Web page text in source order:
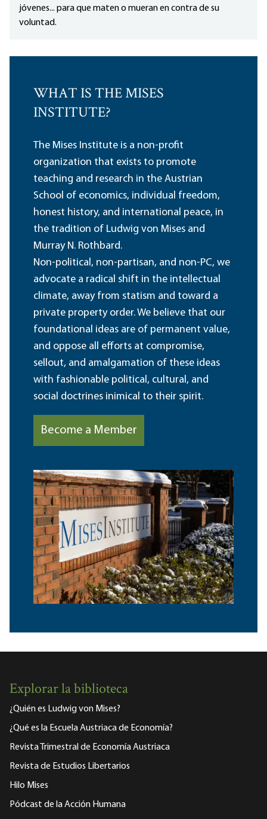
jóvenes... para que maten o mueran en contra de su
voluntad.
WHAT IS THE MISES
INSTITUTE?
The Mises Institute is a non-profit
organization that exists to promote
teaching and research in the Austrian
School of economics, individual freedom,
honest history, and international peace, in
the tradition of Ludwig von Mises and
Murray N. Rothbard.
Non-political, non-partisan, and non-PC, we
advocate a radical shift in the intellectual
climate, away from statism and toward a
private property order. We believe that our
foundational ideas are of permanent value,
and oppose all efforts at compromise,
sellout, and amalgamation of these ideas
with fashionable political, cultural, and
social doctrines inimical to their spirit.
Become a Member
Explorar la biblioteca
¿Quién es Ludwig von Mises?
¿Qué es la Escuela Austriaca de Economía?
Revista Trimestral de Economía Austriaca
Revista de Estudios Libertarios
Hilo Mises
Pódcast de la Acción Humana